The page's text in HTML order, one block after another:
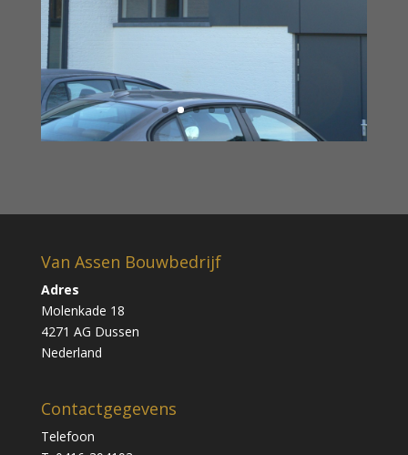
Van Assen Bouwbedrijf
Adres
Molenkade 18
4271 AG Dussen
Nederland
Contactgegevens
Telefoon